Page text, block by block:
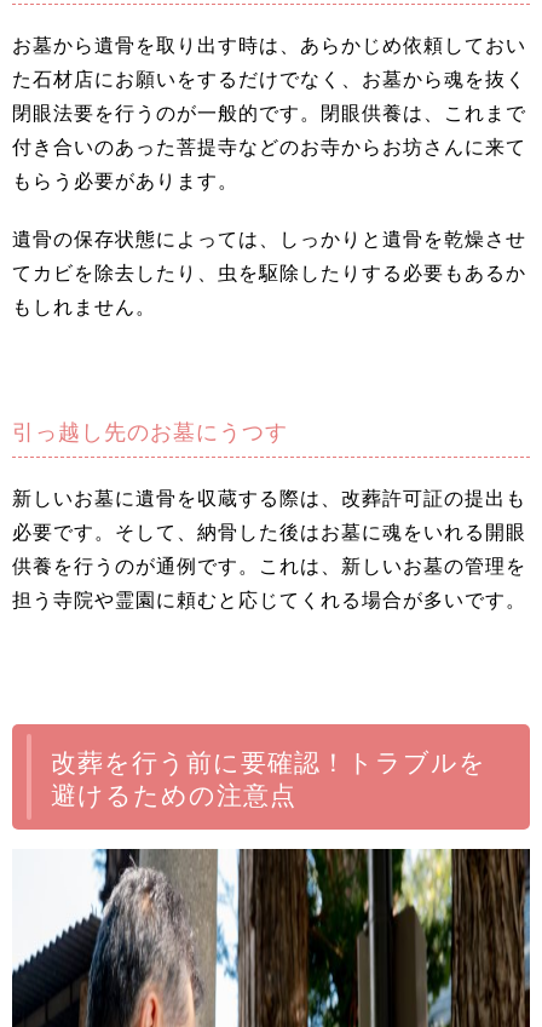
お墓から遺骨を取り出す時は、あらかじめ依頼しておい
た石材店にお願いをするだけでなく、お墓から魂を抜く
閉眼法要を行うのが一般的です。閉眼供養は、これまで
付き合いのあった菩提寺などのお寺からお坊さんに来て
もらう必要があります。
遺骨の保存状態によっては、しっかりと遺骨を乾燥させ
てカビを除去したり、虫を駆除したりする必要もあるか
もしれません。
引っ越し先のお墓にうつす
新しいお墓に遺骨を収蔵する際は、改葬許可証の提出も
必要です。そして、納骨した後はお墓に魂をいれる開眼
供養を行うのが通例です。これは、新しいお墓の管理を
担う寺院や霊園に頼むと応じてくれる場合が多いです。
改葬を行う前に要確認！トラブルを
避けるための注意点